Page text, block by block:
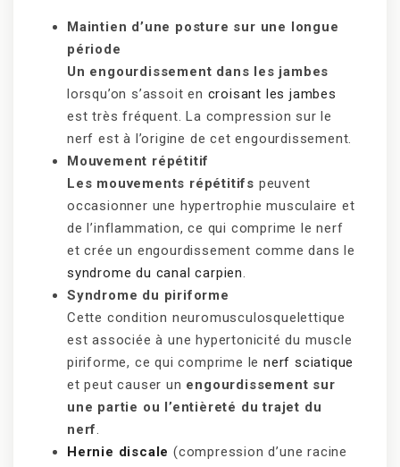
Maintien d’une posture sur une longue
période
Un engourdissement dans les jambes
lorsqu’on s’assoit en croisant les jambes
est très fréquent. La compression sur le
nerf est à l’origine de cet engourdissement.
Mouvement répétitif
Les mouvements répétitifs peuvent
occasionner une hypertrophie musculaire et
de l’inflammation, ce qui comprime le nerf
et crée un engourdissement comme dans le
syndrome du canal carpien.
Syndrome du piriforme
Cette condition neuromusculosquelettique
est associée à une hypertonicité du muscle
piriforme, ce qui comprime lenerf sciatique
et peut causer un engourdissement sur
une partie ou l’entièreté du trajet du
nerf.
Hernie discale (compression d’une racine